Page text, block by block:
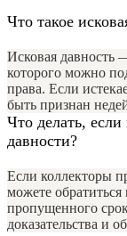
Что такое
Исковая давность
которого можно
права. Если
быть признан
Что делать,
давности?
Если коллекторы
можете
пропущенного
доказательства и